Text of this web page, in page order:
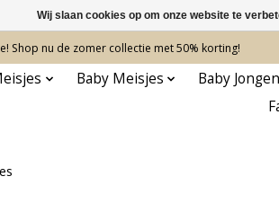
Shop nu de zomer collectie met 50% korting!
Baby Meisjes Baby
Wij slaan cookies op om onze website te